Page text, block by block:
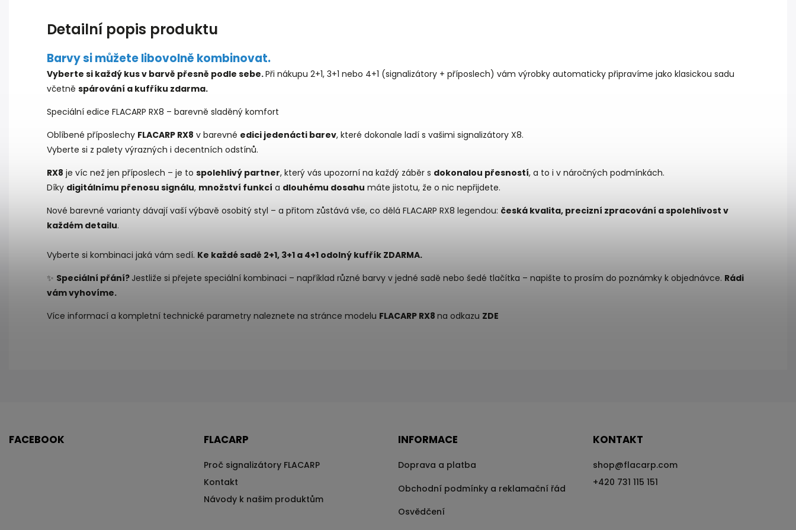
Detailní popis produktu
Barvy si můžete libovolně kombinovat.
Vyberte si každý kus v barvě přesně podle sebe.Při nákupu 2+1, 3+1 nebo 4+1 (signalizátory + příposlech) vám výrobky automaticky připravíme jako klasickou sadu
včetně spárování a kufříku zdarma.
Speciální edice FLACARP RX8 – barevně sladěný komfort
Oblíbené příposlechy FLACARP RX8 v barevné edici jedenácti barev, které dokonale ladí s vašimi signalizátory X8.
Vyberte si z palety výrazných i decentních odstínů.
RX8 je víc než jen příposlech – je to spolehlivý partner, který vás upozorní na každý záběr s dokonalou přesností, a to i v náročných podmínkách.
Díky digitálnímu přenosu signálu, množství funkcí a dlouhému dosahu máte jistotu, že o nic nepřijdete.
Nové barevné varianty dávají vaší výbavě osobitý styl – a přitom zůstává vše, co dělá FLACARP RX8 legendou: česká kvalita, precizní zpracování a spolehlivost v
každém detailu.
Vyberte si kombinaci jaká vám sedí. Ke každé sadě 2+1, 3+1 a 4+1 odolný kufřík ZDARMA.
✨ Speciální přání? Jestliže si přejete speciální kombinaci – například různé barvy v jedné sadě nebo šedé tlačítka – napište to prosím do poznámky k objednávce. Rádi
vám vyhovíme.
Více informací a kompletní technické parametry naleznete na stránce modelu FLACARP RX8 na odkazu ZDE
FACEBOOK FLACARP
Proč signalizátory FLACARP
Kontakt
Návody k našim produktům
INFORMACE
Doprava a platba
Obchodní podmínky a reklamační řád
Osvědčení
KONTAKT
shop@flacarp.com
+420 731 115 151